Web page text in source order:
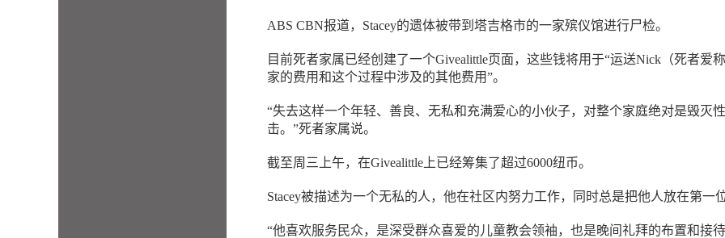
ABS CBN报道，Stacey的遗体被带到塔吉格市的一家殡仪馆进行尸检。
目前死者家属已经创建了一个Givealittle页面，这些钱将用于“运送Nick（死者爱
家的费用和这个过程中涉及的其他费用”。
“失去这样一个年轻、善良、无私和充满爱心的小伙子，对整个家庭绝对是毁灭
击。”死者家属说。
截至周三上午，在Givealittle上已经筹集了超过6000纽币。
Stacey被描述为一个无私的人，他在社区内努力工作，同时总是把他人放在第一位
“他喜欢服务民众，是深受群众喜爱的儿童教会领袖，也是晚间礼拜的布置和接